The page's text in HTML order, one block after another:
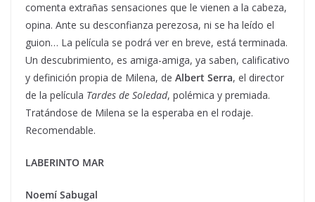
comenta extrañas sensaciones que le vienen a la cabeza,
opina. Ante su desconfianza perezosa, ni se ha leído el
guion… La película se podrá ver en breve, está terminada.
Un descubrimiento, es amiga-amiga, ya saben, calificativo
y definición propia de Milena, de Albert Serra, el director
de la película Tardes de Soledad, polémica y premiada.
Tratándose de Milena se la esperaba en el rodaje.
Recomendable.
LABERINTO MAR
Noemí Sabugal